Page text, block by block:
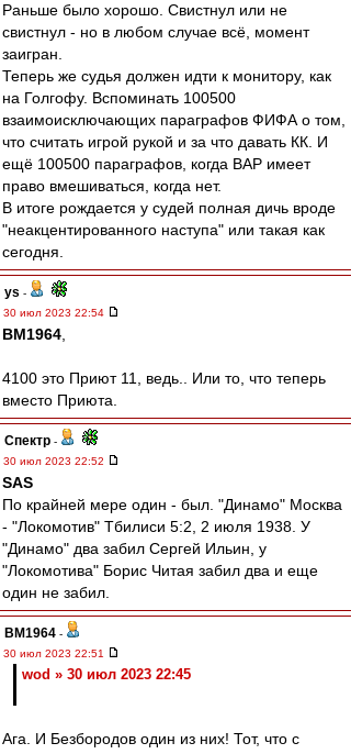
Раньше было хорошо. Свистнул или не
свистнул - но в любом случае всё, момент
заигран.
Теперь же судья должен идти к монитору, как
на Голгофу. Вспоминать 100500
взаимоисключающих параграфов ФИФА о том,
что считать игрой рукой и за что давать КК. И
ещё 100500 параграфов, когда ВАР имеет
право вмешиваться, когда нет.
В итоге рождается у судей полная дичь вроде
"неакцентированного наступа" или такая как
сегодня.
ys -
30 июл 2023 22:54
BM1964
4100 это Приют 11, ведь.. Или то, что теперь
вместо Приюта.
Спектр -
30 июл 2023 22:52
SAS
По крайней мере один - был. "Динамо" Москва
- "Локомотив" Тбилиси 5:2, 2 июля 1938. У
"Динамо" два забил Сергей Ильин, у
"Локомотива" Борис Читая забил два и еще
один не забил.
BM1964 -
30 июл 2023 22:51
wod » 30 июл 2023 22:45
Ага. И Безбородов один из них! Тот, что с